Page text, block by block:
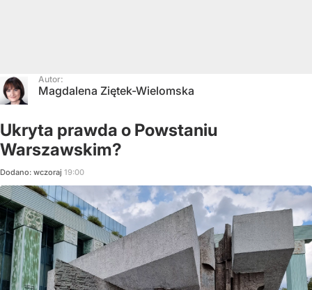
Autor:
Magdalena Ziętek-Wielomska
Ukryta prawda o Powstaniu
Warszawskim?
Dodano: wczoraj 19:00